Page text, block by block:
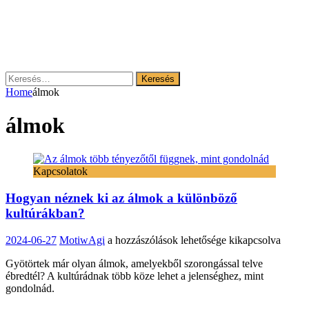
Keresés:
Homeálmok
álmok
Kapcsolatok
Hogyan néznek ki az álmok a különböző
kultúrákban?
2024-06-27 MotiwAgi Hogyan
ki
az
a hozzászólások lehetősége kikapcsolva
Gyötörtek már olyan álmok, amelyekből szorongással telve
ébredtél? A kultúrádnak több köze lehet a jelenséghez, mint
gondolnád.